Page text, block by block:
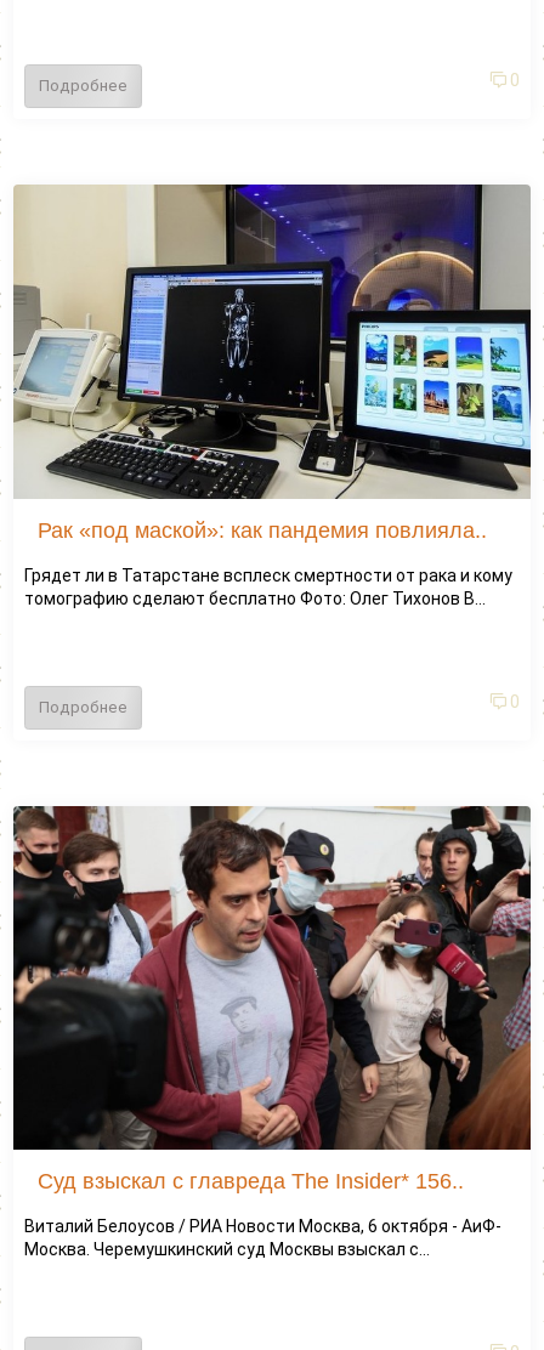
Подробнее 0
Рак «под маской»: как пандемия повлияла..
Грядет ли в Татарстане всплеск смертности от рака и кому
томографию сделают бесплатно Фото: Олег Тихонов В...
Подробнее 0
Суд взыскал с главреда The Insider* 156..
Виталий Белоусов / РИА Новости Москва, 6 октября - АиФ-
Москва. Черемушкинский суд Москвы взыскал с...